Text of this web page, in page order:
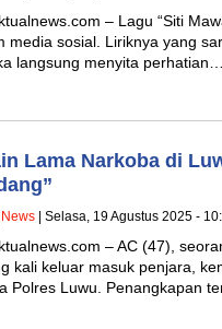
– Lagu “Siti
media sosial. Liriknya yang
langsung menyita perhatian…
Lama Narkoba di
News | Selasa, 19 Agustus 2025 -
– AC (47),
kali keluar masuk penjara,
Polres Luwu. Penangkapan